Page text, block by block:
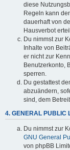
diese
Regeln kann
dauerhaft von
Hausverbot
Du nimmst zur
Inhalte von
er nicht zur
Benutzerkonto,
sperren.
Du gestattest
abzuändern,
sind, dem
4. GENERAL PUBLIC
Du nimmst zur
GNU General
von phpBB